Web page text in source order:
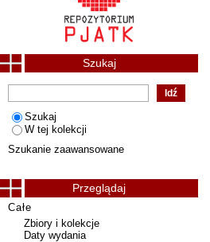
Szukaj
Szukaj
W tej kolekcji
Szukanie zaawansowane
Przeglądaj
Całe
Zbiory i kolekcje
Daty wydania